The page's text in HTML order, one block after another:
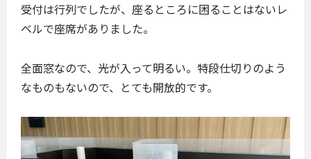
受付は行列でしたが、座るところに困ることはないレ
ベルで座席がありました。
全面窓なので、光が入って明るい。特段仕切りのよう
なものもないので、とても開放的です。